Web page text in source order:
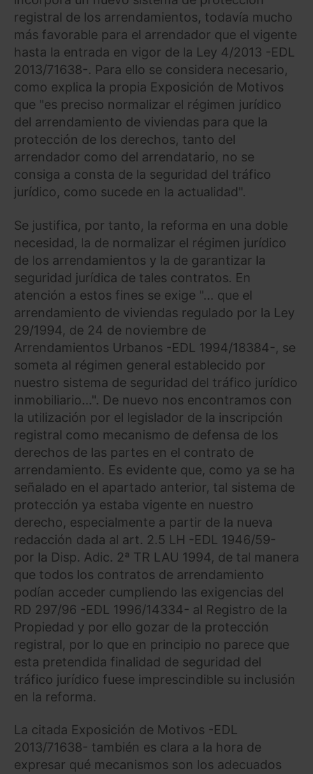
Saber más acerca de las cookies
registral de los arrendamientos, todavía mucho
más favorable para el arrendador que el vigente
hasta la entrada en vigor de la Ley 4/2013 -EDL
2013/71638-. Para ello se considera necesario,
como explica la propia Exposición de Motivos
que "es preciso normalizar el régimen jurídico
del arrendamiento de viviendas para que la
protección de los derechos, tanto del
arrendador como del arrendatario, no se
consiga a consta de la seguridad del tráfico
jurídico, como sucede en la actualidad".
Se justifica, por tanto, la reforma en una doble
necesidad, la de normalizar el régimen jurídico
de los arrendamientos y la de garantizar la
seguridad jurídica de tales contratos. En
atención a estos fines se exige "... que el
arrendamiento de viviendas regulado por la Ley
29/1994, de 24 de noviembre de
Arrendamientos Urbanos -EDL 1994/18384-, se
someta al régimen general establecido por
nuestro sistema de seguridad del tráfico jurídico
inmobiliario...". De nuevo nos encontramos con
la utilización por el legislador de la inscripción
registral como mecanismo de defensa de los
derechos de las partes en el contrato de
arrendamiento. Es evidente que, como ya se ha
señalado en el apartado anterior, tal sistema de
protección ya estaba vigente en nuestro
derecho, especialmente a partir de la nueva
redacción dada al art. 2.5 LH -EDL 1946/59-
por la Disp. Adic. 2ª TR LAU 1994, de tal manera
que todos los contratos de arrendamiento
podían acceder cumpliendo las exigencias del
RD 297/96 -EDL 1996/14334- al Registro de la
Propiedad y por ello gozar de la protección
registral, por lo que en principio no parece que
esta pretendida finalidad de seguridad del
tráfico jurídico fuese imprescindible su inclusión
en la reforma.
La citada Exposición de Motivos -EDL
2013/71638- también es clara a la hora de
expresar qué mecanismos son los adecuados